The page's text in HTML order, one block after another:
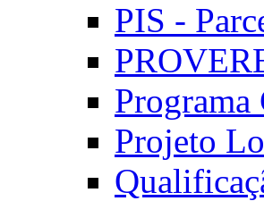
PIS -
Projeto